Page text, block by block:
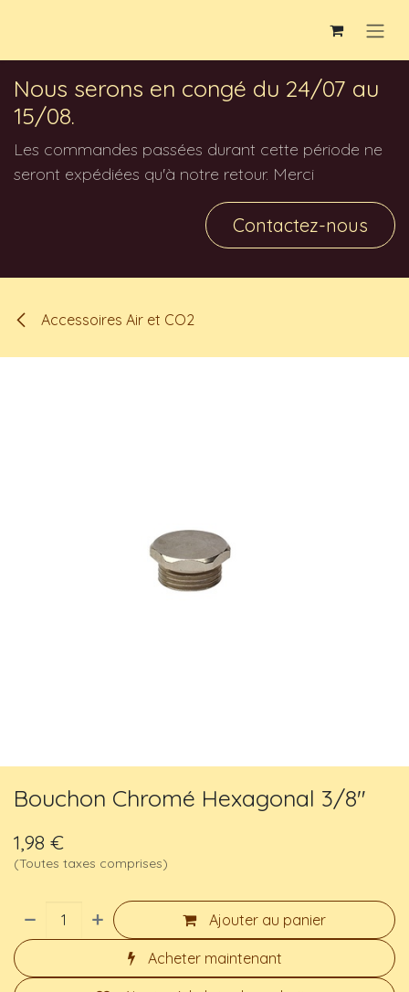
Nous serons en congé du 24/07 au
15/08.
Les commandes passées durant cette période ne
seront expédiées qu'à notre retour. Merci
Contactez-nous
Accessoires Air et CO2
Bouchon Chromé Hexagonal 3/8"
1,98 €
(Toutes taxes comprises)
Ajouter au panier
Acheter maintenant